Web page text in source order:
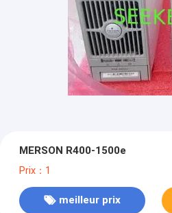
MERSON R400-1500e
Prix：1
meilleur prix